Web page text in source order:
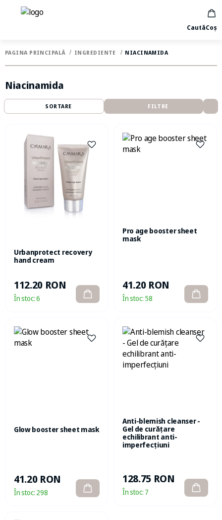
CautăCoș
PAGINA PRINCIPALĂ INGREDIENTE NIACINAMIDA
Niacinamida
SORTARE FILTRE
Urbanprotect recovery
hand cream
112.20 RON
În stoc:6
Pro age booster sheet
mask
41.20 RON
În stoc: 58
Glow booster sheet mask
41.20 RON
În stoc: 298
Anti-blemish cleanser -
Gel de curățare
echilibrant anti-
imperfecțiuni
128.75 RON
În stoc: 7